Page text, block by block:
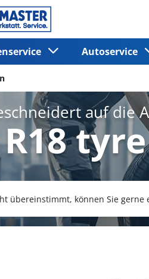
Autoservice
auf die
tyre
übereinstimmt, können Sie gerne